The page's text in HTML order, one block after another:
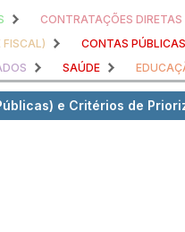
CONTRATAÇÕES DIRETAS
FISCAL)
CONTAS PÚBLICAS
SAÚDE
e Critérios de